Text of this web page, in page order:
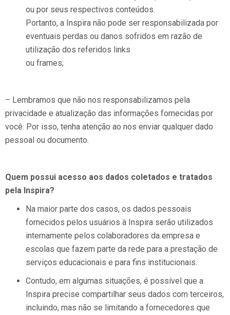
ou por seus respectivos conteúdos.
Portanto, a Inspira não pode ser responsabilizada por
eventuais perdas ou danos sofridos em razão de
utilização dos referidos links
ou frames;
– Lembramos que não nos responsabilizamos pela
privacidade e atualização das informações fornecidas por
você. Por isso, tenha atenção ao nos enviar qualquer dado
pessoal ou documento.
Quem possui acesso aos dados coletados e tratados
pela Inspira?
Na maior parte dos casos, os dados pessoais
fornecidos pelos usuários à Inspira serão utilizados
internamente pelos colaboradores da empresa e
escolas que fazem parte da rede para a prestação de
serviços educacionais e para fins institucionais.
Contudo, em algumas situações, é possível que a
Inspira precise compartilhar seus dados com terceiros,
incluindo, mas não se limitando a fornecedores que